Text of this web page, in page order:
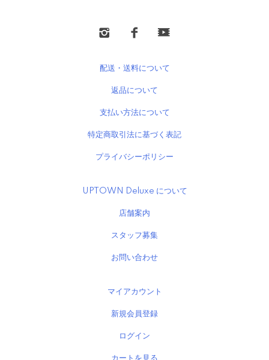
配送・送料について
返品について
支払い方法について
特定商取引法に基づく表記
プライバシーポリシー
UPTOWN Deluxe について
店舗案内
スタッフ募集
お問い合わせ
マイアカウント
新規会員登録
ログイン